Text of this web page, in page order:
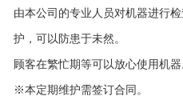
由本公司的专业人员对机器进行
护，可以防患于未然。
顾客在繁忙期等可以放心使用机器
※本定期维护需签订合同。